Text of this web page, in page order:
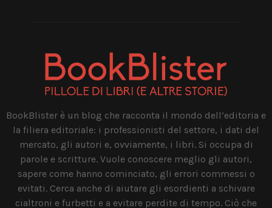
BookBlister è un blog che racconta il mondo dell’editoria e
la filiera editoriale: i professionisti del settore, i dati del
mercato, gli autori e, ovviamente, i libri. Si occupa di
parole e scritture. Vuole conoscere meglio gli autori,
sapere come hanno cominciato, gli errori commessi o
evitati. Cerca anche di aiutare gli esordienti a schivare
cialtroni e furbetti e a evitare perdite di tempo. Ciò che